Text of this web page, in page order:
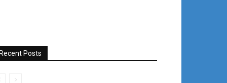
Posts